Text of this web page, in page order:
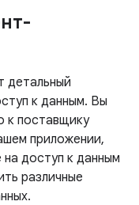
детальный
к данным. Вы
к поставщику
приложении,
доступ к данным
различные